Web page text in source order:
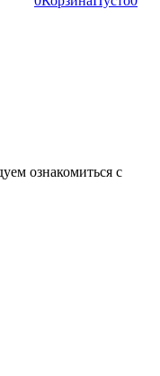
ознакомиться с